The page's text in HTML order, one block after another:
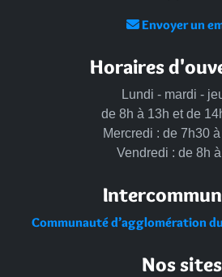
Envoyer un
Horaires
Lundi - mardi -
de 8h à 13h et de
Mercredi : de 7h30
Vendredi : de 8h
Communauté d’agglomération
Nos sites